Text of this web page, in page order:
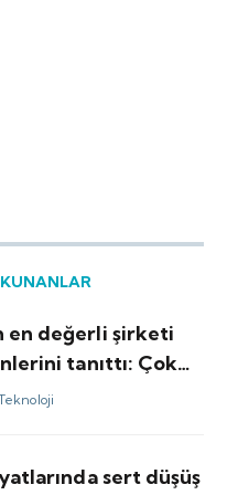
en değerli şirketi
tanıttı: Çok
sert düşüş